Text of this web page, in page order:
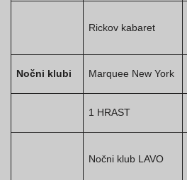
Rickov kabaret
Nočni klubi Marquee New York
1 HRAST
Nočni klub LAVO